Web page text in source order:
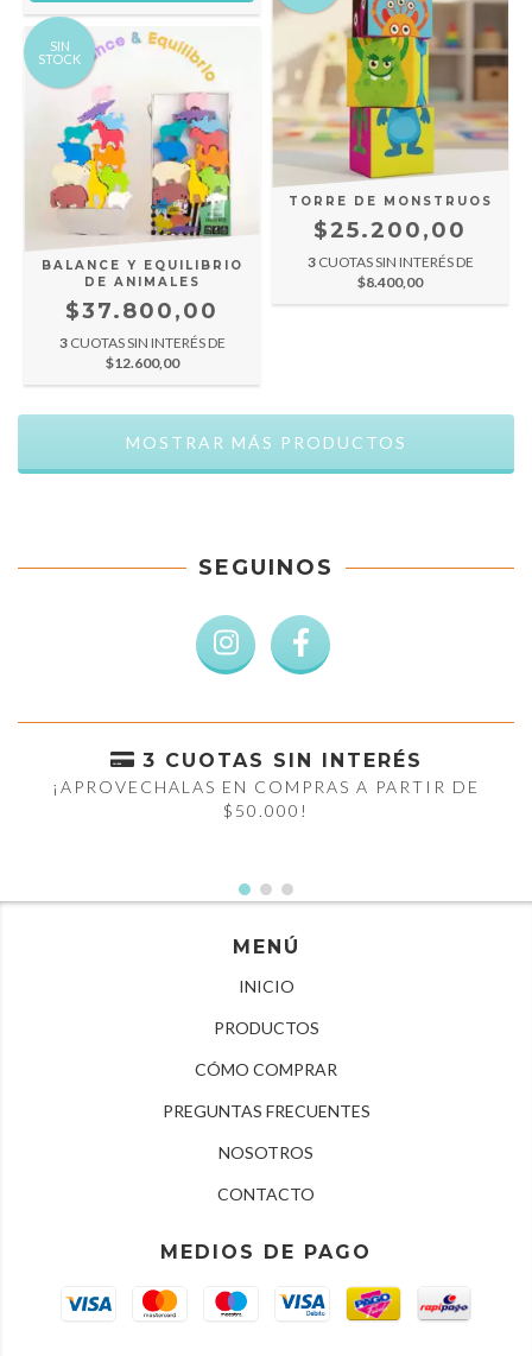
SIN
STOCK
BALANCE Y EQUILIBRIO
DE ANIMALES
$37.800,00
3 CUOTAS SIN INTERÉS DE
$12.600,00
TORRE DE MONSTRUOS
$25.200,00
3 CUOTAS SIN INTERÉS DE
$8.400,00
MOSTRAR MÁS PRODUCTOS
SEGUINOS
3 CUOTAS SIN INTERÉS
¡APROVECHALAS EN COMPRAS A PARTIR DE
$50.000!
MENÚ
INICIO
PRODUCTOS
CÓMO COMPRAR
PREGUNTAS FRECUENTES
NOSOTROS
CONTACTO
MEDIOS DE PAGO